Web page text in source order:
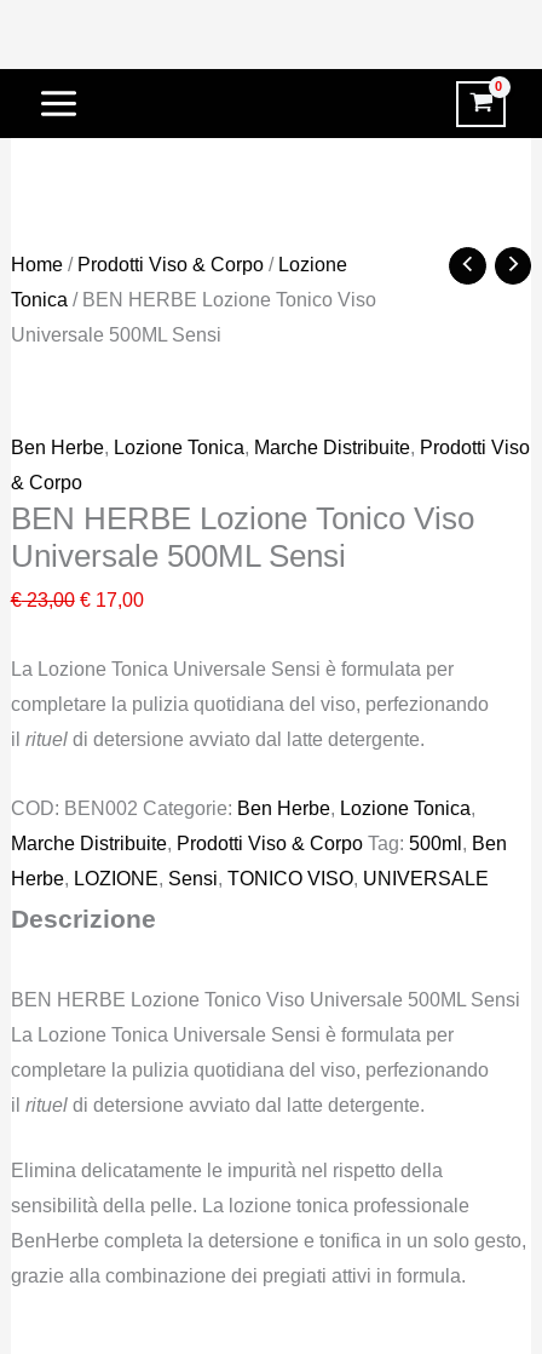
-26%
Home/ Prodotti Viso & Corpo/ Lozione
Tonica / BEN HERBE Lozione Tonico Viso
Universale 500ML Sensi
Ben Herbe, Lozione Tonica, Marche Distribuite, Prodotti Viso
& Corpo
BEN HERBE Lozione Tonico Viso
Universale 500ML Sensi
€23,00 Il
originale
era:
€ 23,00.
€17,00Il
attuale
è:
€ 17,00.
La Lozione Tonica Universale Sensi è formulata per
completare la pulizia quotidiana del viso, perfezionando
il ritueldi detersione avviato dal latte detergente.
COD: BEN002 Categorie: Ben Herbe, Lozione Tonica,
Marche Distribuite, Prodotti Viso & Corpo Tag: 500ml , Ben
Herbe, LOZIONE, Sensi, TONICO VISO, UNIVERSALE
Descrizione
BEN HERBE Lozione Tonico Viso Universale 500ML Sensi
La Lozione Tonica Universale Sensi è formulata per
completare la pulizia quotidiana del viso, perfezionando
il ritueldi detersione avviato dal latte detergente.
Elimina delicatamente le impurità nel rispetto della
sensibilità della pelle. La lozione tonica professionale
BenHerbe completa la detersione e tonifica in un solo gesto,
grazie alla combinazione dei pregiati attivi in formula.